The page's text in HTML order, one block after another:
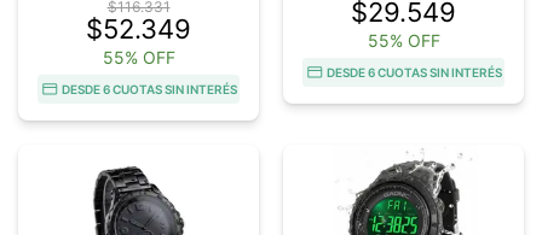
$116.331
$52.349
55% OFF
DESDE 6 CUOTAS SIN INTERÉS
$29.549
55% OFF
DESDE 6 CUOTAS SIN INTERÉS